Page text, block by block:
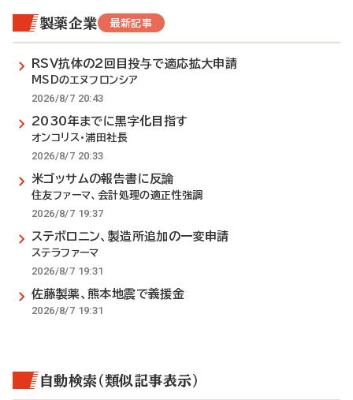
製薬企業 最新記事
RSV抗体の2回目投与で適応拡大申請
MSDのエヌフロンシア
2026/8/7 20:43
2030年までに黒字化目指す
オンコリス・浦田社長
2026/8/7 20:33
米ゴッサムの報告書に反論
住友ファーマ、会計処理の適正性強調
2026/8/7 19:37
ステボロニン、製造所追加の一変申請
ステラファーマ
2026/8/7 19:31
佐藤製薬、熊本地震で義援金
2026/8/7 19:31
自動検索（類似記事表示）